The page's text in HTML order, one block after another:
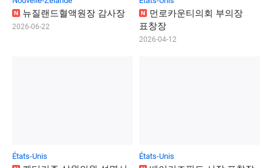
N 뉴질랜드혈액원장 감사장
2026-06-22
N 먼로카운티의회 부의장
표창장
2026-04-12
États-Unis États-Unis